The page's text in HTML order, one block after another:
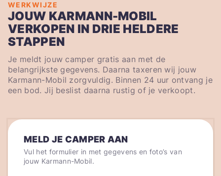
WERKWIJZE
JOUW KARMANN-MOBIL
VERKOPEN IN DRIE HELDERE
STAPPEN
Je meldt jouw camper gratis aan met de
belangrijkste gegevens. Daarna taxeren wij jouw
Karmann-Mobil zorgvuldig. Binnen 24 uur ontvang je
een bod. Jij beslist daarna rustig of je verkoopt.
MELD JE CAMPER AAN
Vul het formulier in met gegevens en foto’s van
jouw Karmann-Mobil.